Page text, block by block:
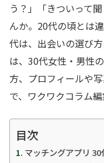
う？」「きついって
んか。20代の頃とは
代は、出会いの選び
は、30代女性・男性
方、プロフィールや
で、ワクワクコラム
目次
マッチングアプリ